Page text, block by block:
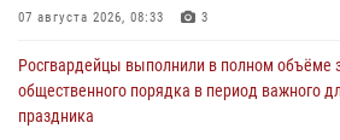
07 августа 2026, 08:33 3
Росгвардейцы выполнили в полном объёме
общественного порядка в период важного
праздника